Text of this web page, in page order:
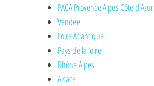
PACA Provence Alpes Côte d'Azur
Vendée
Loire Atlantique
Pays de la loire
Rhône Alpes
Alsace